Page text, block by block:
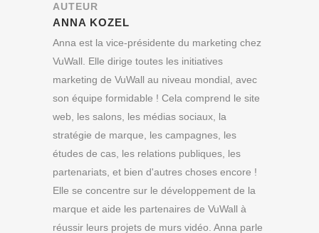
AUTEUR
ANNA KOZEL
Anna est la vice-présidente du marketing chez
VuWall. Elle dirige toutes les initiatives
marketing de VuWall au niveau mondial, avec
son équipe formidable ! Cela comprend le site
web, les salons, les médias sociaux, la
stratégie de marque, les campagnes, les
études de cas, les relations publiques, les
partenariats, et bien d'autres choses encore !
Elle se concentre sur le développement de la
marque et aide les partenaires de VuWall à
réussir leurs projets de murs vidéo. Anna parle